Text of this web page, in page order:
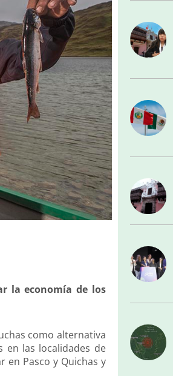
la economía de los
como alternativa
en las localidades de
en Pasco y Quichas y